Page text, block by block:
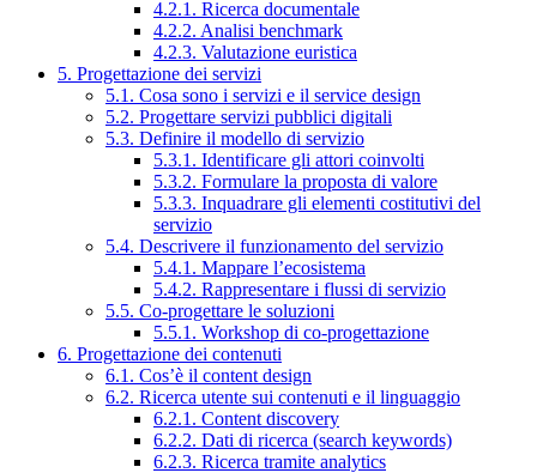
4.2.1. Ricerca documentale
4.2.2. Analisi benchmark
4.2.3. Valutazione euristica
5. Progettazione dei servizi
5.1. Cosa sono i servizi e il service design
5.2. Progettare servizi pubblici digitali
5.3. Definire il modello di servizio
5.3.1. Identificare gli attori coinvolti
5.3.2. Formulare la proposta di valore
5.3.3. Inquadrare gli elementi costitutivi del
servizio
5.4. Descrivere il funzionamento del servizio
5.4.1. Mappare l’ecosistema
5.4.2. Rappresentare i flussi di servizio
5.5. Co-progettare le soluzioni
5.5.1. Workshop di co-progettazione
6. Progettazione dei contenuti
6.1. Cos’è il content design
6.2. Ricerca utente sui contenuti e il linguaggio
6.2.1. Content discovery
6.2.2. Dati di ricerca (search keywords)
6.2.3. Ricerca tramite analytics